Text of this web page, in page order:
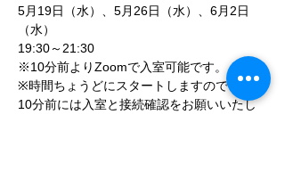
5月19日（水）、5月26日（水）、6月2日
（水）
19:30～21:30
※10分前よりZoomで入室可能です。
※時間ちょうどにスタートしますので、必ず
10分前には入室と接続確認をお願いいたし